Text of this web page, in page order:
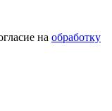
на обработку